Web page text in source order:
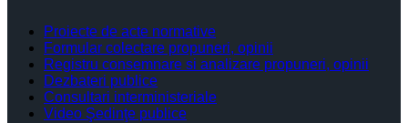
Proiecte de acte normative
Formular colectare propuneri, opinii
Registru consemnare si analizare propuneri, opinii
Dezbateri publice
Consultari interministeriale
Video Şedinţe publice